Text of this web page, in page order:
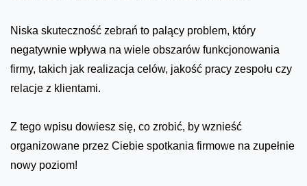
Niska skuteczność zebrań to palący problem, który
negatywnie wpływa na wiele obszarów funkcjonowania
firmy, takich jak realizacja celów, jakość pracy zespołu czy
relacje z klientami.
Z tego wpisu dowiesz się, co zrobić, by wznieść
organizowane przez Ciebie spotkania firmowe na zupełnie
nowy poziom!